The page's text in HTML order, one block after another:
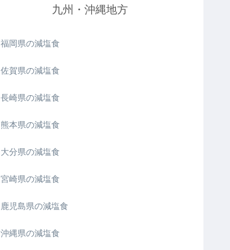
九州・沖縄地方
福岡県の減塩食
佐賀県の減塩食
長崎県の減塩食
熊本県の減塩食
大分県の減塩食
宮崎県の減塩食
鹿児島県の減塩食
沖縄県の減塩食